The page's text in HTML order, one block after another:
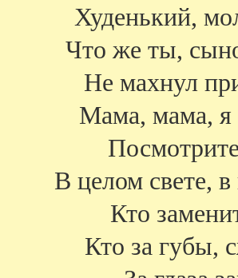
Худенький,
Что же ты,
Не махнул
Мама, мама, я
В целом свете,
Кто
Кто за губы,